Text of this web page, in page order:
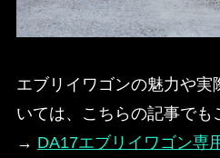
エブリイワゴンの魅力や実
いては、こちらの記事でも
→ DA17エブリイワゴン専